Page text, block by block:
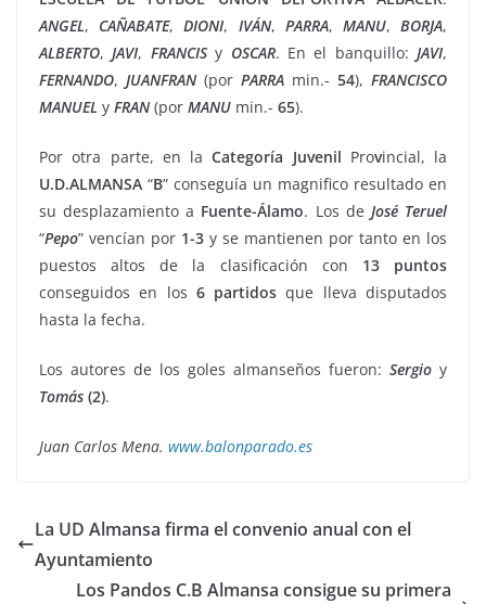
ANGEL, CAÑABATE,DIONI, IVÁN, PARRA, MANU,BORJA,
ALBERTO,JAVI, FRANCISy OSCAR. En el banquillo: JAVI,
FERNANDO, JUANFRAN (por PARRA min.- 54), FRANCISCO
MANUEL y FRAN(por MANU min.- 65).
Por otra parte, en laCategoría Juvenil Provincial, la
U.D.ALMANSA “B” conseguía un magnifico resultado en
su desplazamiento a Fuente-Álamo. Los de José Teruel
“Pepo” vencían por 1-3 y se mantienen por tanto en los
puestos altos de la clasificación con 13
puntos
conseguidos en los 6 partidos que lleva disputados
hasta la fecha.
Los autores de los goles almanseños fueron: Sergio y
Tomás (2).
Juan Carlos Mena. www.balonparado.es
La UD Almansa firma el convenio anual con el
Ayuntamiento
Los Pandos C.B Almansa consigue su primera